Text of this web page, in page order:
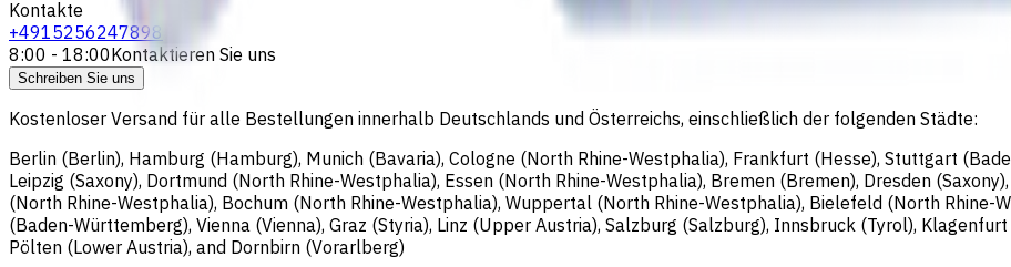
Kontakte
+4915256247898
8:00 - 18:00Kontaktieren Sie uns
Schreiben Sie uns
Kostenloser Versand für alle Bestellungen innerhalb Deutschlands und Österreichs, einschließlich der folgenden Städte:
Berlin (Berlin), Hamburg (Hamburg), Munich (Bavaria), Cologne (North Rhine-Westphalia), Frankfurt (Hesse), Stuttgart
Leipzig (Saxony), Dortmund (North Rhine-Westphalia), Essen (North Rhine-Westphalia), Bremen (Bremen), Dresden
(North Rhine-Westphalia), Bochum (North Rhine-Westphalia), Wuppertal (North Rhine-Westphalia), Bielefeld (North Rhine-
(Baden-Württemberg), Vienna (Vienna), Graz (Styria), Linz (Upper Austria), Salzburg (Salzburg), Innsbruck (Tyrol),
Pölten (Lower Austria), and Dornbirn (Vorarlberg)